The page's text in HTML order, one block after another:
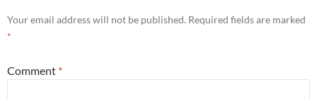
Your email address will not be published. Required fields are marked
*
Comment *